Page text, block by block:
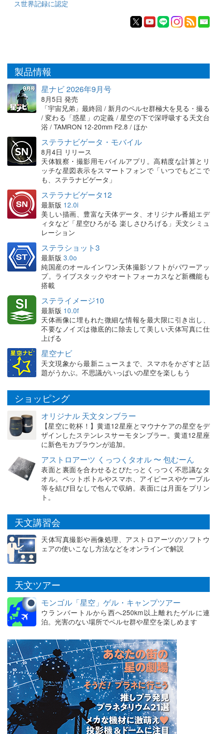
ス世界記録に認定
製品情報
星ナビ 2026年9月号
8月5日 発売
「宇宙兄弟」最終回 / 新月のペルセ群極大を見る・撮る
/ 変わる「惑星」の定義 / 星空の下で深呼吸する天文台
浴 / TAMRON 12-20mm F2.8 / ほか
ステラナビゲータ・モバイル
8月4日 リリース
天体観察・撮影用モバイルアプリ。高精度な計算とリ
ッチな星図表示をスマートフォンで「いつでもどこで
も、ステラナビゲータ」
ステラナビゲータ12
最新版 12.0i
美しい描画、豊富な天体データ、オリジナル番組エデ
ィタなど「星空ひろがる 楽しさひろげる」天文シミュ
レーション
ステラショット3
最新版 3.0o
純国産のオールインワン天体撮影ソフトがパワーアッ
プ。ライブスタックやオートフォーカスなど新機能も
搭載
ステライメージ10
最新版 10.0f
天体画像に埋もれた微細な情報を最大限に引き出し、
不要なノイズは徹底的に除去して美しい天体写真に仕
上げる
星空ナビ
天文現象から最新ニュースまで、スマホをかざすと話
題がうかぶ。不思議がいっぱいの星空を楽しもう
ショッピング
オリジナル 天文タンブラー
【星空に乾杯！】黄道12星座とマウナケアの星空をデ
ザインしたステンレスサーモタンブラー。黄道12星座
に新色モカブラウンが追加。
アストロアーツ くっつくタオル 〜 包むーん
表面と裏面を合わせるとぴたっとくっつく不思議なタ
オル。ペットボトルやスマホ、アイピースやケーブル
等を結び目なしで包んで収納。表面には月面をプリン
ト。
天文講習会
天体写真撮影や画像処理、アストロアーツのソフトウ
ェアの使いこなし方法などをオンラインで解説
天文ツアー
モンゴル「星空」ゲル・キャンプツアー
ウランバートルから西へ250km以上離れたゲルに連
泊。光害のない場所でペルセ群や星空を楽しめます